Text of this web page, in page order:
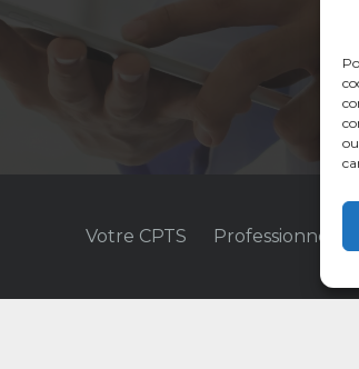
Votre CPTS Professionnels